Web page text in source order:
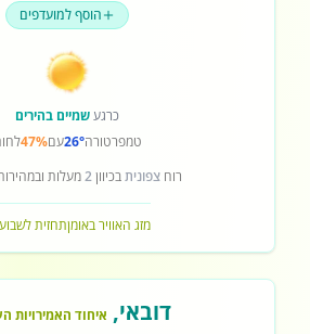
הוסף למועדפים
כרגעשמיים בהירים
טמפרטורה26°עם47%
רוחצפוניתבכיוון2מעלות
מזג האוויר באומןתחזית
דובאי, איחוד האמירויות